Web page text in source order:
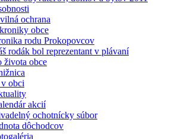
ochrana
obce
rodu Prokopovcov
rodák bol reprezentant v plávaní
života obce
obci
akcií
ochotnícky súbor
dôchodcov